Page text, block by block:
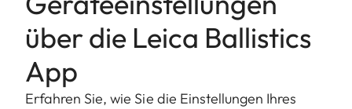
über die Leica Ballistics
App
Erfahren Sie, wie Sie die Einstellungen Ihres